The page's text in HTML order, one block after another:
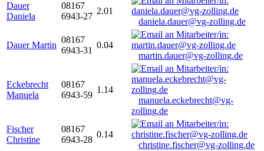
Dauer
Daniela
08167
6943-27
2.01
daniela.dauer@vg-zolling.de
Dauer Martin
08167
6943-31
0.04
martin.dauer@vg-zolling.de
Eckebrecht
Manuela
08167
6943-59
1.14
manuela.eckebrecht@vg-
zolling.de
Fischer
Christine
08167
6943-28
0.14
christine.fischer@vg-zolling.de